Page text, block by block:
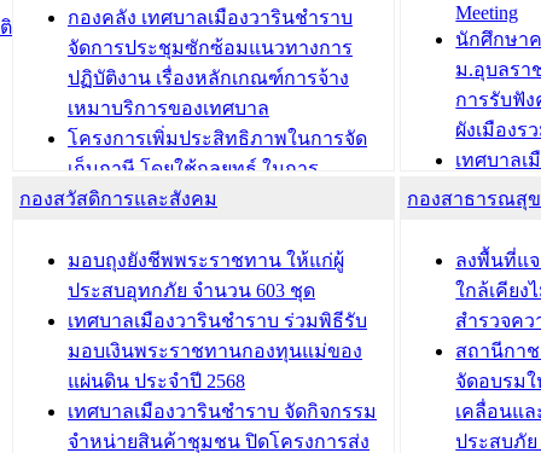
ประชาชนบุคคลประเภท 8 แก่บุคคลที่
ได้รับการเพิ่มชื่อในทะเบียนบ้าน
(ท.ร.14) กรณีคนไม่มีสัญชาติไทยได้รับ
อนุญาตให้มีถิ่นที่อยู่
ประชุมคณะกรรมการประเมินผลการ
ควบคุมภายในของ สำนัก/กอง/
โรงเรียน/ศูนย์พัฒนาเด็กเล็ก/สถานธนา
บทความ อื่นๆ ...
บทความ อื่นๆ ...
กองคลัง เทศบาลเมืองวารินชำราบ
จัดการประชุมซักซ้อมแนวทางการ
ปฏิบัติงาน เรื่องหลักเกณฑ์การจ้าง
เหมาบริการของเทศบาล
โครงการเพิ่มประสิทธิภาพในการจัด
เก็บภาษี โดยใช้กลยุทธ์ ในการ
พัฒนาการจัดเก็บรายได้ ประจำปี พ.ศ.
เทศบาลเมืองวารินชำราบ ร่วมการ
ประชุมวิชาการระดับนานาชาติและ
นิทรรศการด้านนวัตกรรมท้องถิ่น 2568
และรับรางวัลทีมนักวิจัยดีเด่นจาก
นวัตกรรมโครงการทะเบียนภาษีป้าย
ประชุมผู้เช่าอาคารพาณิชย์ บริเวณ
ถนนเกษมสุขและถนนประทุมเทพภักดี
Meeting
นักศึกษา
ม.อุบลรา
การรับฟั
ผังเมืองร
เทศบาลเ
โครงการ
เทศบาล
รับฟังคว
ผังเมือง
วารินชำ
เทศบาล
ซักซ้อมแ
ประโยช
กองสวัสดิการและสังคม
มอบถุงยังชีพพระราชทาน ให้แก่ผู้
ประสบอุทกภัย จำนวน 603 ชุด
เทศบาลเมืองวารินชำราบ ร่วมพิธีรับ
มอบเงินพระราชทานกองทุนแม่ของ
แผ่นดิน ประจำปี 2568
เทศบาลเมืองวารินชำราบ จัดกิจกรรม
จำหน่ายสินค้าชุมชน ปิดโครงการส่ง
กองสาธารณสุ
ลงพื้นที่แ
ใกล้เคียง
สำรวจค
สถานีกา
จัดอบรม
เคลื่อนแ
ประสบภั